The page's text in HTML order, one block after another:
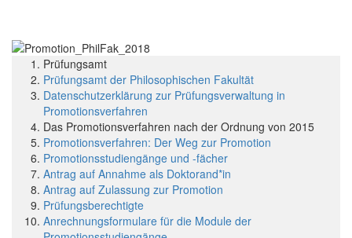
Prüfungsamt
Prüfungsamt der Philosophischen Fakultät
Datenschutzerklärung zur Prüfungsverwaltung in
Promotionsverfahren
Das Promotionsverfahren nach der Ordnung von 2015
Promotionsverfahren: Der Weg zur Promotion
Promotionsstudiengänge und -fächer
Antrag auf Annahme als Doktorand*in
Antrag auf Zulassung zur Promotion
Prüfungsberechtigte
Anrechnungsformulare für die Module der